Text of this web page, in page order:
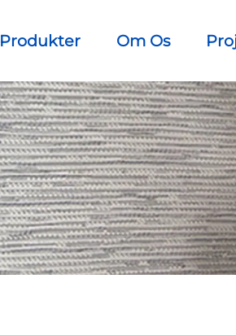
Produkter Om Os